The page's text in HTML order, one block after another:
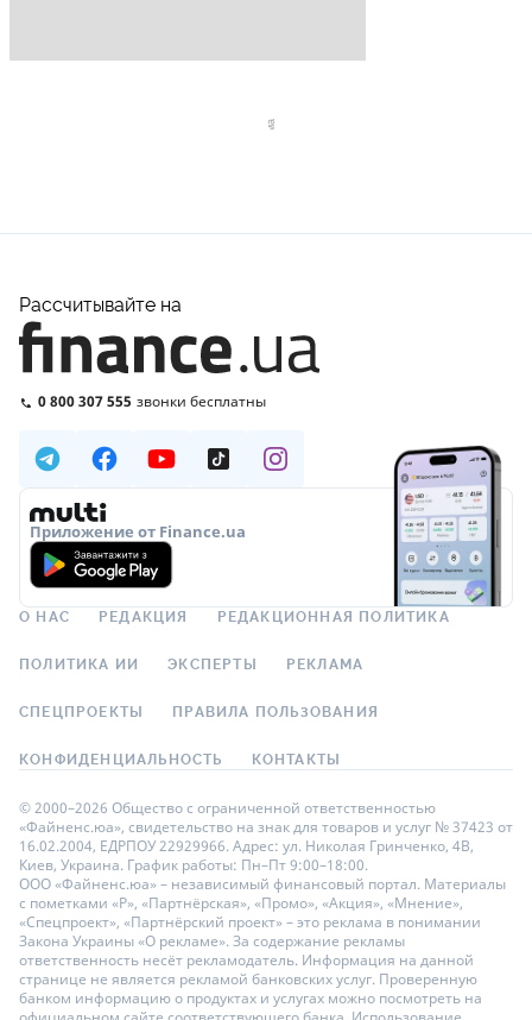
Рассчитывайте на
0 800 307 555 звонки бесплатны
Приложение от Finance.ua
О НАС РЕДАКЦИЯ РЕДАКЦИОННАЯ ПОЛИТИКА
ПОЛИТИКА ИИ ЭКСПЕРТЫ РЕКЛАМА
СПЕЦПРОЕКТЫ ПРАВИЛА ПОЛЬЗОВАНИЯ
КОНФИДЕНЦИАЛЬНОСТЬ КОНТАКТЫ
© 2000–2026 Общество с ограниченной ответственностью
«Файненс.юа», свидетельство на знак для товаров и услуг № 37423 от
16.02.2004, ЕДРПОУ 22929966. Адрес: ул. Николая Гринченко, 4В,
Киев, Украина. График работы: Пн–Пт 9:00–18:00.
ООО «Файненс.юа» – независимый финансовый портал. Материалы
с пометками «Р», «Партнёрская», «Промо», «Акция», «Мнение»,
«Спецпроект», «Партнёрский проект» – это реклама в понимании
Закона Украины «О рекламе». За содержание рекламы
ответственность несёт рекламодатель. Информация на данной
странице не является рекламой банковских услуг. Проверенную
банком информацию о продуктах и услугах можно посмотреть на